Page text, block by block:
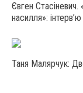
Євген Стасіневич.
насилля»:
Таня Малярчук: